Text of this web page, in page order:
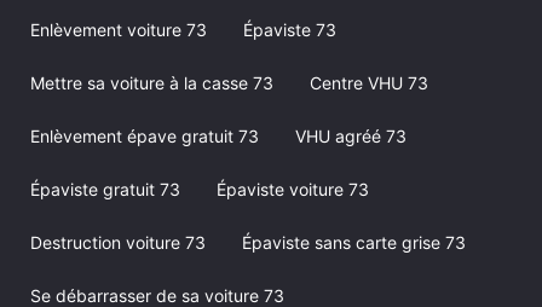
Enlèvement voiture 73 Épaviste 73
Mettre sa voiture à la casse 73 Centre VHU 73
Enlèvement épave gratuit 73 VHU agréé 73
Épaviste gratuit 73 Épaviste voiture 73
Destruction voiture 73 Épaviste sans carte grise 73
Se débarrasser de sa voiture 73